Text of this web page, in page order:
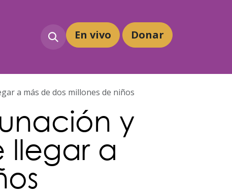
En vivo Donar
a más de dos millones de niños
y
llegar a